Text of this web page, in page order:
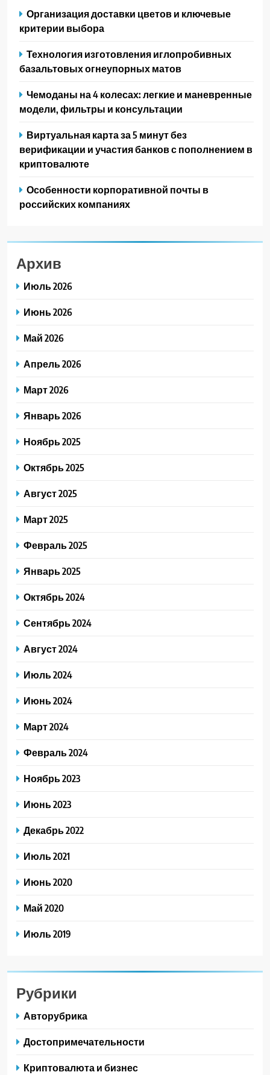
Организация доставки цветов и ключевые
критерии выбора
Технология изготовления иглопробивных
базальтовых огнеупорных матов
Чемоданы на 4 колесах: легкие и маневренные
модели, фильтры и консультации
Виртуальная карта за 5 минут без
верификации и участия банков с пополнением в
криптовалюте
Особенности корпоративной почты в
российских компаниях
Архив
Июль 2026
Июнь 2026
Май 2026
Апрель 2026
Март 2026
Январь 2026
Ноябрь 2025
Октябрь 2025
Август 2025
Март 2025
Февраль 2025
Январь 2025
Октябрь 2024
Сентябрь 2024
Август 2024
Июль 2024
Июнь 2024
Март 2024
Февраль 2024
Ноябрь 2023
Июнь 2023
Декабрь 2022
Июль 2021
Июнь 2020
Май 2020
Июль 2019
Рубрики
Авторубрика
Достопримечательности
Криптовалюта и бизнес